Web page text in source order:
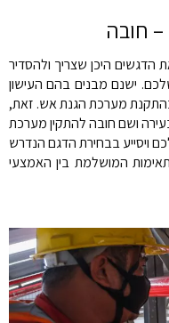
– חובה
הדגשים היכן שצריך ולהסדיר
ישנם מבנים בהם העישון
בהתקנת מערכת הגנת אש. זאת,
ושם חובה להתקין מערכת
ויסייע בבחירת הדגם הנדרש
המושלמת בין האמצעי